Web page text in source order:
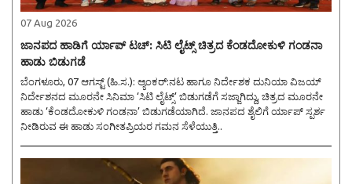
07 Aug 2026
ಜಾನಪದ ಹಾಡಿಗೆ ರ್ಯಾಪ್ ಟಚ್: ಸಿಟಿ ಲೈಟ್ಸ್ ಚಿತ್ರದ ಕೆಂಡದೋಕುಳಿ ಗಂಡನಾ
ಹಾಡು ಬಿಡುಗಡೆ
ಬೆಂಗಳೂರು, 07 ಆಗಸ್ಟ್ (ಹಿ.ಸ.): ಆ್ಯಂಕರ್:ನಟ ಹಾಗೂ ನಿರ್ದೇಶಕ ದುನಿಯಾ ವಿಜಯ್
ನಿರ್ದೇಶನದ ಮೂರನೇ ಸಿನಿಮಾ ‘ಸಿಟಿ ಲೈಟ್ಸ್’ ಬಿಡುಗಡೆಗೆ ಸಜ್ಜಾಗಿದ್ದು, ಚಿತ್ರದ ಮೂರನೇ
ಹಾಡು ‘ಕೆಂಡದೋಕುಳಿ ಗಂಡನಾ’ ಬಿಡುಗಡೆಯಾಗಿದೆ. ಜಾನಪದ ಶೈಲಿಗೆ ರ್ಯಾಪ್ ಸ್ಪರ್ಶ
ನೀಡಿರುವ ಈ ಹಾಡು ಸಂಗೀತಪ್ರಿಯರ ಗಮನ ಸೆಳೆಯುತ್ತಿ..